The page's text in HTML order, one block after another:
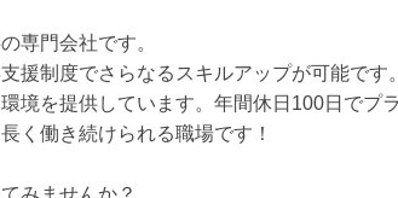
専門会社です。
援制度でさらなるスキルアップが可能です
境を提供しています。年間休日100日でプ
く働き続けられる職場です！
みませんか？